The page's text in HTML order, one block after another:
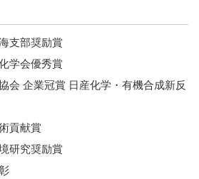
支部奨励賞
学会優秀賞
会 企業冠賞 日産化学・有機合成新反
貢献賞
研究奨励賞